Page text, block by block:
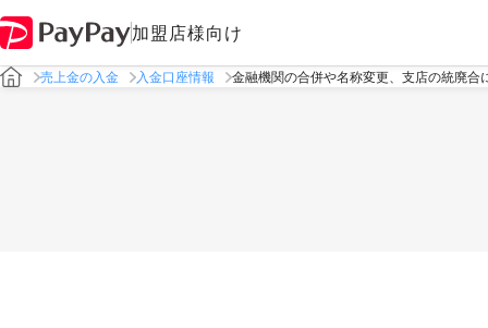
加盟店様向け
売上金の入金 入金口座情報 金融機関の合併や名称変更、支店の統廃合